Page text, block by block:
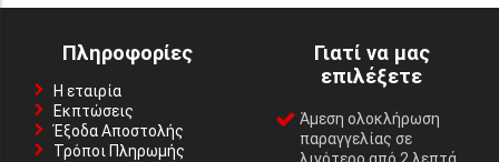
Πληροφορίες
Η εταιρία
Εκπτώσεις
Έξοδα Αποστολής
Τρόποι Πληρωμής
Γιατί να μας
επιλέξετε
Άμεση ολοκλήρωση
παραγγελίας σε